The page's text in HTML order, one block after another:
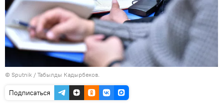
© Sputnik / Табылды Кадырбеков.
Подписаться